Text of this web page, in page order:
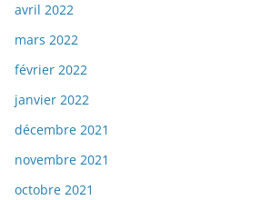
avril 2022
mars 2022
février 2022
janvier 2022
décembre 2021
novembre 2021
octobre 2021